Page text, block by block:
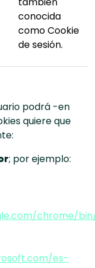
conocida
como Cookie
de sesión.
podrá -en
quiere que
; por ejemplo:
chrome/
es-